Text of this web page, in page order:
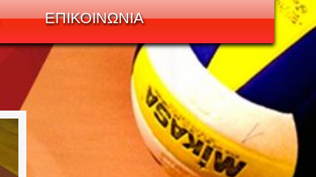
ΕΠΙΚΟΙΝΩΝΙΑ